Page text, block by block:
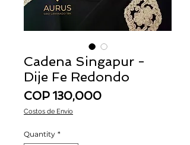
Cadena Singapur -
Dije Fe Redondo
COP 130,000Price
Costos de Envío
Quantity *